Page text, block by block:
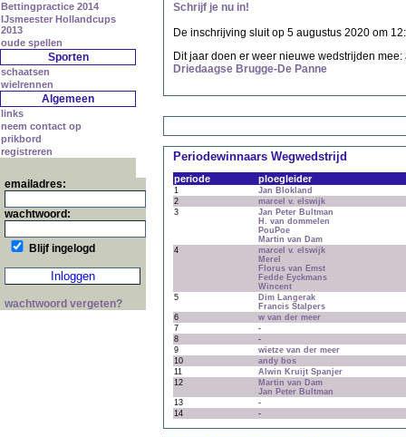
Bettingpractice 2014
IJsmeester Hollandcups
2013
oude spellen
Sporten
schaatsen
wielrennen
Algemeen
links
neem contact op
prikbord
registreren
emailadres:
wachtwoord:
Blijf ingelogd
wachtwoord vergeten?
Schrijf je nu in!
De inschrijving sluit op 5 augustus 2020 om
Dit jaar doen er weer nieuwe wedstrijden
Driedaagse Brugge-De Panne
Periodewinnaars Wegwedstrijd
periode ploegleider
1
Jan Blokland
2
marcel v. elswijk
3
Jan Peter Bultman
H. van dommelen
PouPoe
Martin van Dam
4
marcel v. elswijk
Merel
Florus van Emst
Fedde Eyckmans
Wincent
5
Dim Langerak
Francis Stalpers
6
w van der meer
7
-
8
-
9
wietze van der meer
10
andy bos
11
Alwin Kruijt Spanjer
12
Martin van Dam
Jan Peter Bultman
13
-
14
-